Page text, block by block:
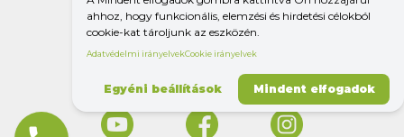
MEZŐGAZDASÁGHOZ.
4.5
ahhoz, hogy funkcionális, elemzési és hirdetési célokból
cookie-kat tároljunk az eszközén.
Adatvédelmi irányelvekCookie irányelvek
Egyéni beállítások Mindent elfogadok